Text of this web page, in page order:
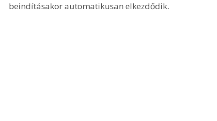
beindításakor automatikusan elkezdődik.